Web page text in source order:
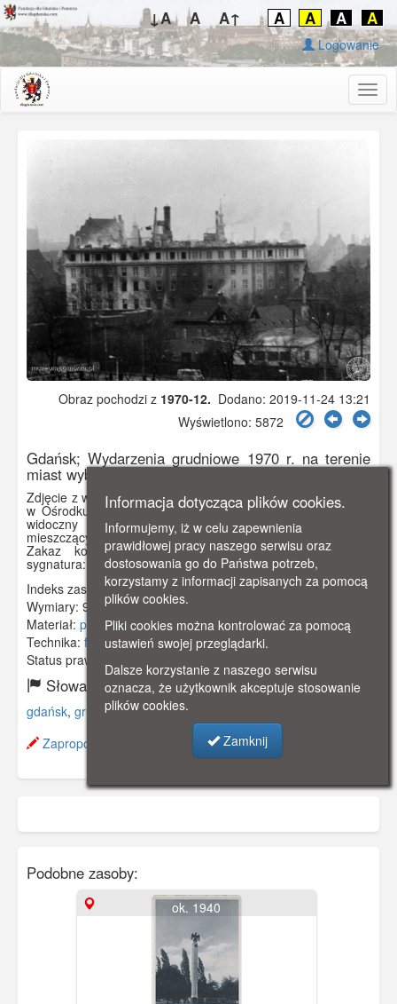
↓A A A↑ A A A A
Logowanie
Obraz pochodzi z 1970-12. Dodano: 2019-11-24 13:21
Wyświetlono: 5872
Gdańsk; Wydarzenia grudniowe 1970 r. na terenie
miast wybrzeża gdańskiego.
Zdjęcie z wystawy dotyczącej grudnia 1970r. zorganizowanej
w Ośrodku Propagandy KW PZPR w Gdańsku. Na zdjęciu
widoczny spalony budynek KW PZPR w Gdańsku,
mieszczący się przy ul. Wały Jagiellońskie.
Zakaz kopiowania, zasób dostępny w zbiorach IPN,
sygnatura: IPNGd-12-2-2-187
Indeks zasobu:IPN 019
Wymiary: 94 x 65 mm
Materiał: papier fotograficzny
Technika: fotografia czarno-biała
Status prawny:
Słowa kluczowe:
gdańsk, grudzień,kw pzpr,wały jagiellońskie
Zaproponuj zmianę opisu.
Podobne zasoby:
ok. 1940
Informacja dotycząca plików cookies.
Informujemy, iż w celu zapewnienia
prawidłowej pracy naszego serwisu oraz
dostosowania go do Państwa potrzeb,
korzystamy z informacji zapisanych za pomocą
plików cookies.
Pliki cookies można kontrolować za pomocą
ustawień swojej przeglądarki.
Dalsze korzystanie z naszego serwisu
oznacza, że użytkownik akceptuje stosowanie
plików cookies.
Zamknij